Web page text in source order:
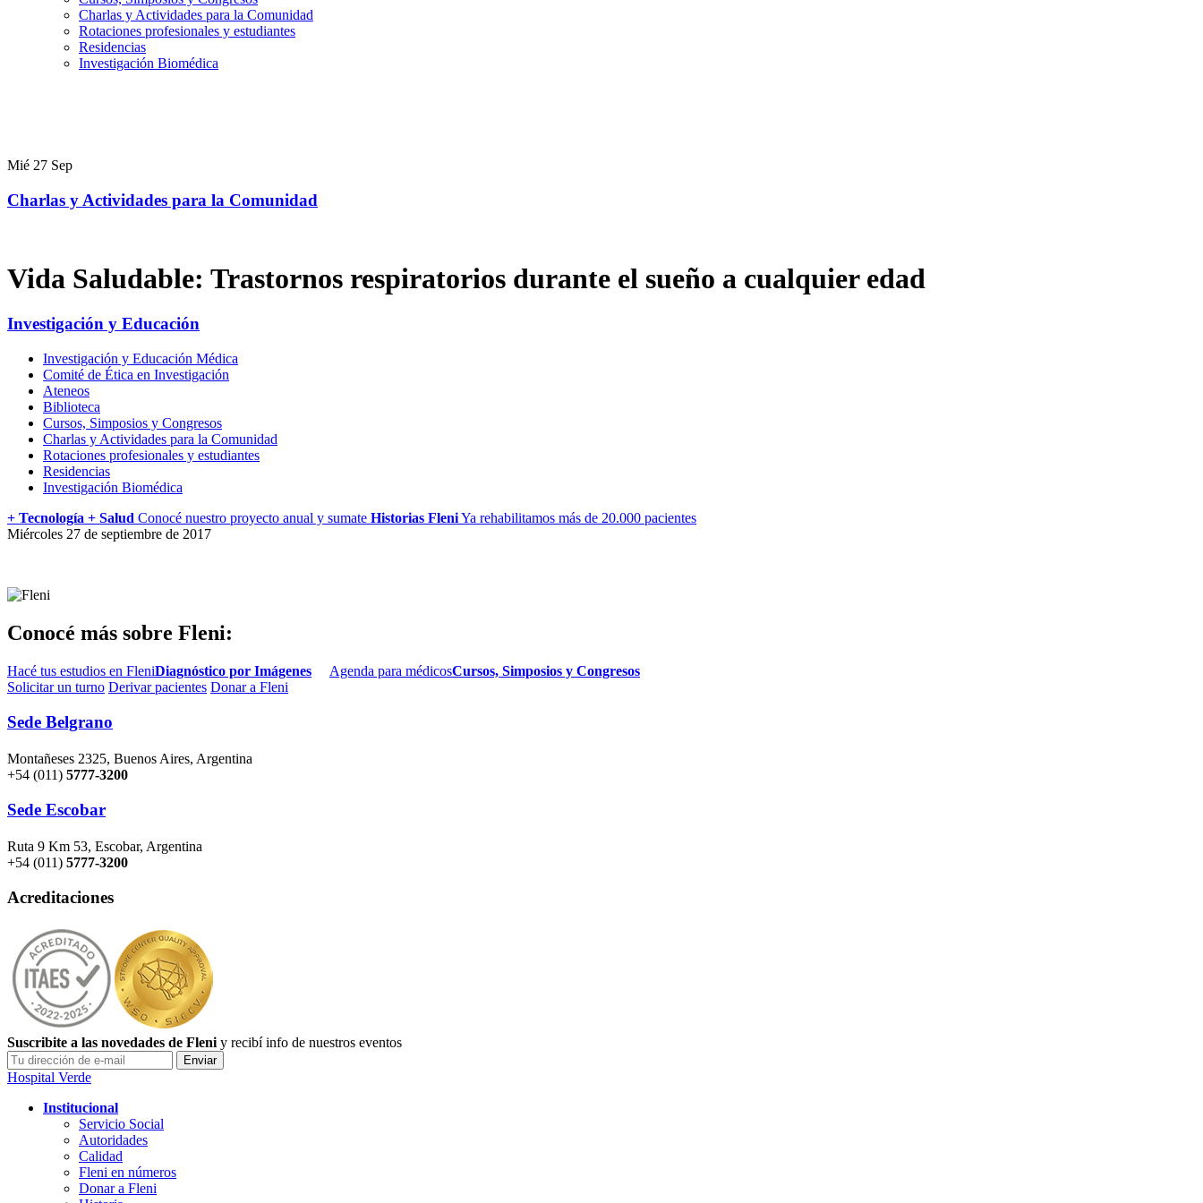
Charlas y Actividades para la Comunidad
Rotaciones profesionales y estudiantes
Residencias
Investigación Biomédica
Mié 27 Sep
Charlas y Actividades para la Comunidad
Vida Saludable: Trastornos respiratorios durante el sueño a cualquier edad
Investigación y Educación
Investigación y Educación Médica
Comité de Ética en Investigación
Ateneos
Biblioteca
Cursos, Simposios y Congresos
Charlas y Actividades para la Comunidad
Rotaciones profesionales y estudiantes
Residencias
Investigación Biomédica
+ Tecnología + Salud Conocé nuestro proyecto anual y sumate Historias FleniYa rehabilitamos más de 20.000 pacientes
Miércoles 27 de septiembre de 2017
Conocé más sobre Fleni:
Hacé tus estudios en FleniDiagnóstico por Imágenes Agenda para médicosCursos, Simposios y Congresos
Solicitar un turno Derivar pacientes Donar a Fleni
Sede Belgrano
Montañeses 2325, Buenos Aires, Argentina
+54 (011) 5777-3200
Sede Escobar
Ruta 9 Km 53, Escobar, Argentina
+54 (011) 5777-3200
Acreditaciones
Suscribite a las novedades de Fleni y recibí info de nuestros eventos
Hospital Verde
Institucional
Servicio Social
Autoridades
Calidad
Fleni en números
Donar a Fleni